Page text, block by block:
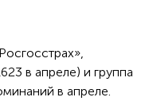
в апреле) и группа
в апреле.